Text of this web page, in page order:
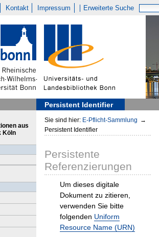
Kontakt Impressum Erweiterte Suche
Persistent Identifier
aus
Köln
Sie sind hier: E-Pflicht-Sammlung →
Persistent Identifier
Persistente
Referenzierungen
Um dieses digitale
Dokument zu zitieren,
verwenden Sie bitte
folgenden Uniform
Resource Name (URN)